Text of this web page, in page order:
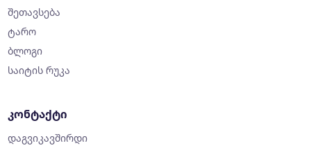
შეთავსება
ტარო
ბლოგი
საიტის რუკა
კონტაქტი
დაგვიკავშირდი